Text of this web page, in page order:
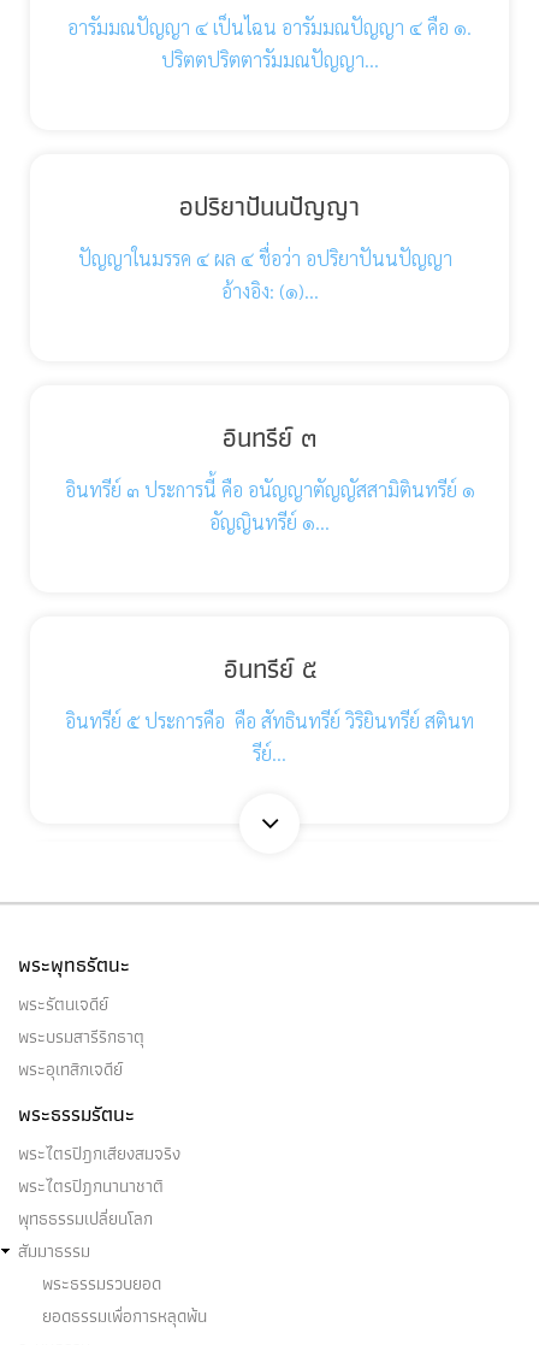
อารัมมณปัญญา ๔ เป็นไฉน อารัมมณปัญญา ๔ คือ ๑.
ปริตตปริตตารัมมณปัญญา…
อปริยาปันนปัญญา
ปัญญาในมรรค ๔ ผล ๔ ชื่อว่า อปริยาปันนปัญญา
อ้างอิง: (๑)…
อินทรีย์ ๓
อินทรีย์ ๓ ประการนี้ คือ อนัญญาตัญญัสสามิตินทรีย์ ๑
อัญญินทรีย์ ๑…
อินทรีย์ ๕
อินทรีย์ ๕ ประการคือ คือ สัทธินทรีย์ วิริยินทรีย์ สตินท
รีย์…
อากาศธาตุ
อากาศธาตุ เป็นไฉน (๑) อากาศธาตุมี ๒ อย่าง คือ
อุปหัจจปรินิพพายี
พระพุทธรัตนะ
พระรัตนเจดีย์
พระบรมสารีริกธาตุ
พระอุเทสิกเจดีย์
พระธรรมรัตนะ
พระไตรปิฎกเสียงสมจริง
พระไตรปิฎกนานาชาติ
พุทธธรรมเปลี่ยนโลก
สัมมาธรรม
พระธรรมรวบยอด
ยอดธรรมเพื่อการหลุดพ้น